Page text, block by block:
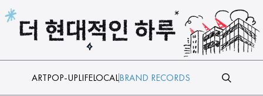
본문 바로가기
ARTPOP-UPLIFELOCALBRAND RECORDS